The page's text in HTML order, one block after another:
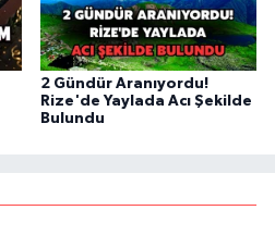
2 Gündür Aranıyordu!
Rize'de Yaylada Acı Şekilde
Bulundu